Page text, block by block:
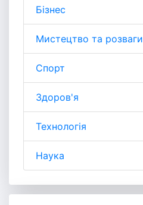
Бізнес
Мистецтво та розваги
Спорт
Здоров'я
Технологія
Наука